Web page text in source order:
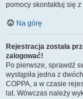
pomocy skontaktuj się
Na górę
Rejestracja została
zalogować!
Po pierwsze, sprawdź
wystąpiła jedna z
COPPA, a w czasie
lat. Wówczas należy